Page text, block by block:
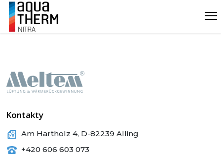
Kontakty
Am Hartholz 4, D-82239 Alling
+420 606 603 073